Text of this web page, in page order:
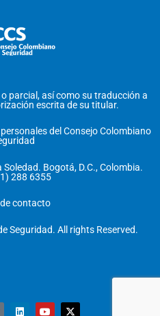
parcial, así como su traducción a
escrita de su titular.
del Consejo Colombiano
Bogotá, D.C., Colombia.
288 6355
contacto
Seguridad. All rights Reserved.
L
Y
X